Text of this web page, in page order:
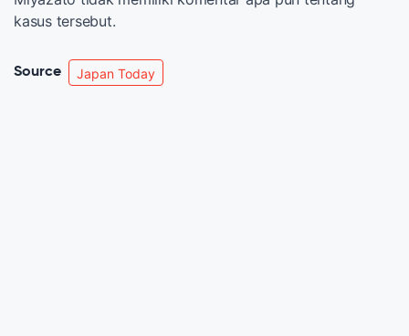
kasus tersebut.
Source Japan Today